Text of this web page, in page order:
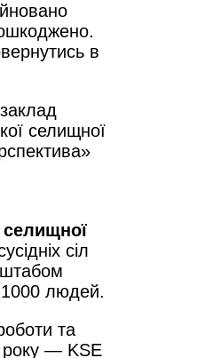
в
селищної
селищної
сіл
штабом
1000 людей.
та
року — KSE